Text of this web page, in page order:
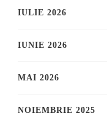
IULIE 2026
IUNIE 2026
MAI 2026
NOIEMBRIE 2025